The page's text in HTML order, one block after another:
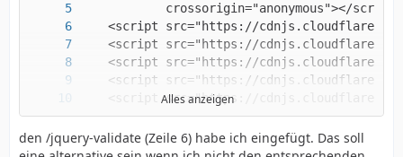
Alles anzeigen
den /jquery-validate (Zeile 6) habe ich eingefügt. Das soll